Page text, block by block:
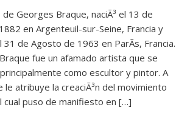
de Georges Braque, naciÃ³ el 13 de
en Argenteuil-sur-Seine, Francia y
31 de Agosto de 1963 en ParÃ­s, Francia.
fue un afamado artista que se
como escultor y pintor. A
le atribuye la creaciÃ³n del movimiento
cual puso de manifiesto en […]